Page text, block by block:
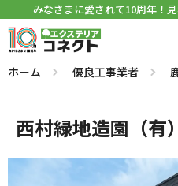
みなさまに愛されて10周年！
ホーム 優良工事業者
西村緑地造園（有）